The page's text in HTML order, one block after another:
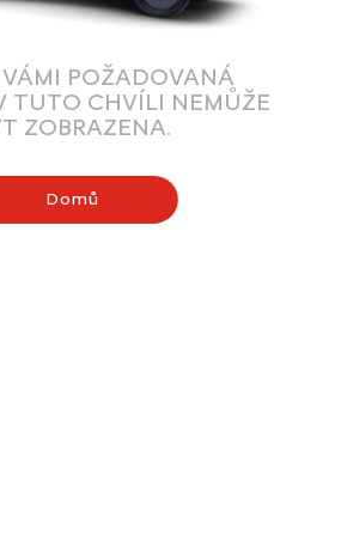
POŽADOVANÁ
TUTO CHVÍLI NEMŮŽE
ZOBRAZENA.
Domů